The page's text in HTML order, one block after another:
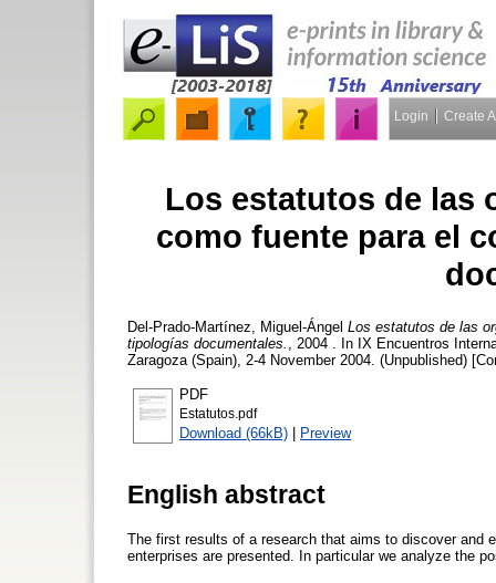
Login Create
Los estatutos de las
como fuente para el
Del-Prado-Martínez, Miguel-Ángel Los estatutos de las
tipologías documentales.
, 2004 . In IX Encuentros
Zaragoza (Spain), 2-4 November 2004. (Unpublished)
PDF
Estatutos.pdf
Download (66kB) | Preview
English abstract
The first results of a research that aims to discover and
enterprises are presented. In particular we analyze the